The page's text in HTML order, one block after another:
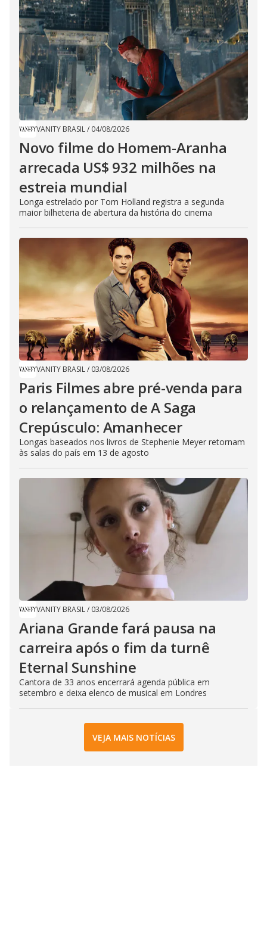
VANITY BRASIL/ 04/08/2026
Novo filme do Homem-Aranha
arrecada US$ 932 milhões na
estreia mundial
Longa estrelado por Tom Holland registra a segunda
maior bilheteria de abertura da história do cinema
VANITY BRASIL/ 03/08/2026
Paris Filmes abre pré-venda para
o relançamento de A Saga
Crepúsculo: Amanhecer
Longas baseados nos livros de Stephenie Meyer retornam
às salas do país em 13 de agosto
VANITY BRASIL/ 03/08/2026
Ariana Grande fará pausa na
carreira após o fim da turnê
Eternal Sunshine
Cantora de 33 anos encerrará agenda pública em
setembro e deixa elenco de musical em Londres
VEJA MAIS NOTÍCIAS